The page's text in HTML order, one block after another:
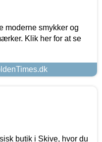
moderne smykker og
Klik her for at se
butik i Skive, hvor du